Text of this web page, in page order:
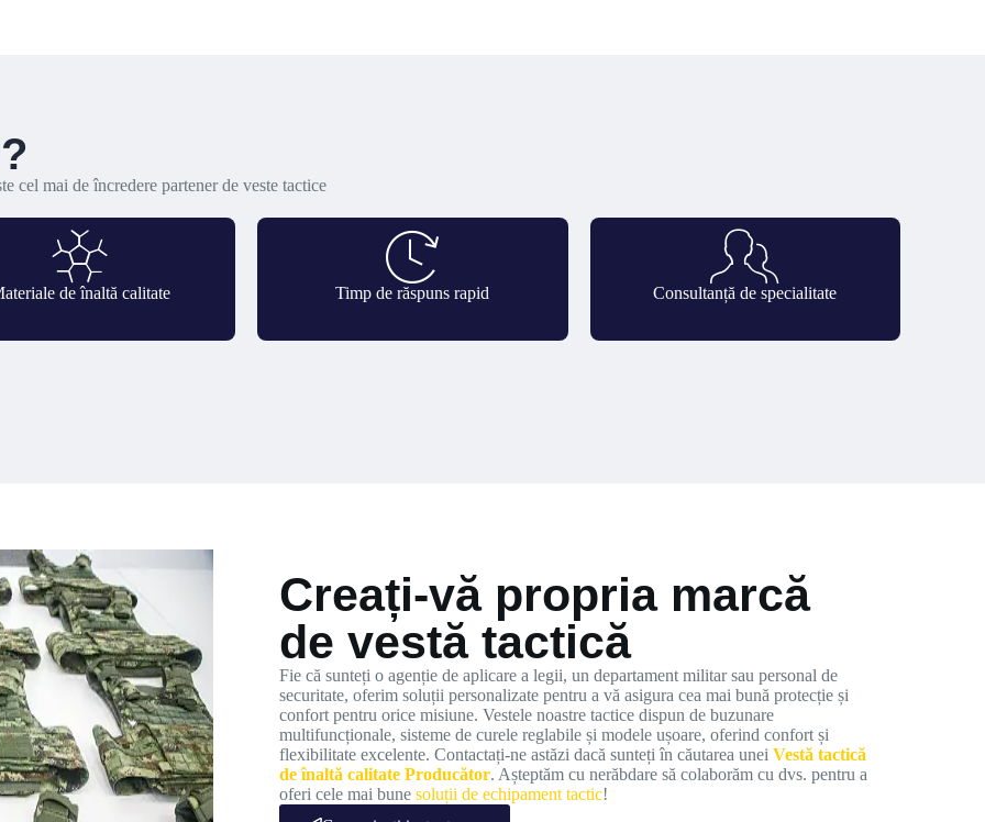
cel mai de încredere partener de veste tactice
de înaltă calitate Timp de răspuns rapid Consultanță de specialitate
Creați-vă propria marcă
de vestă tactică
Fie că sunteți o agenție de aplicare a legii, un departament militar sau personal de
securitate, oferim soluții personalizate pentru a vă asigura cea mai bună protecție și
confort pentru orice misiune. Vestele noastre tactice dispun de buzunare
multifuncționale, sisteme de curele reglabile și modele ușoare, oferind confort și
flexibilitate excelente. Contactați-ne astăzi dacă sunteți în căutarea unei Vestă tactică
de înaltă calitate Producător. Așteptăm cu nerăbdare să colaborăm cu dvs. pentru a
oferi cele mai bune soluții de echipament tactic!